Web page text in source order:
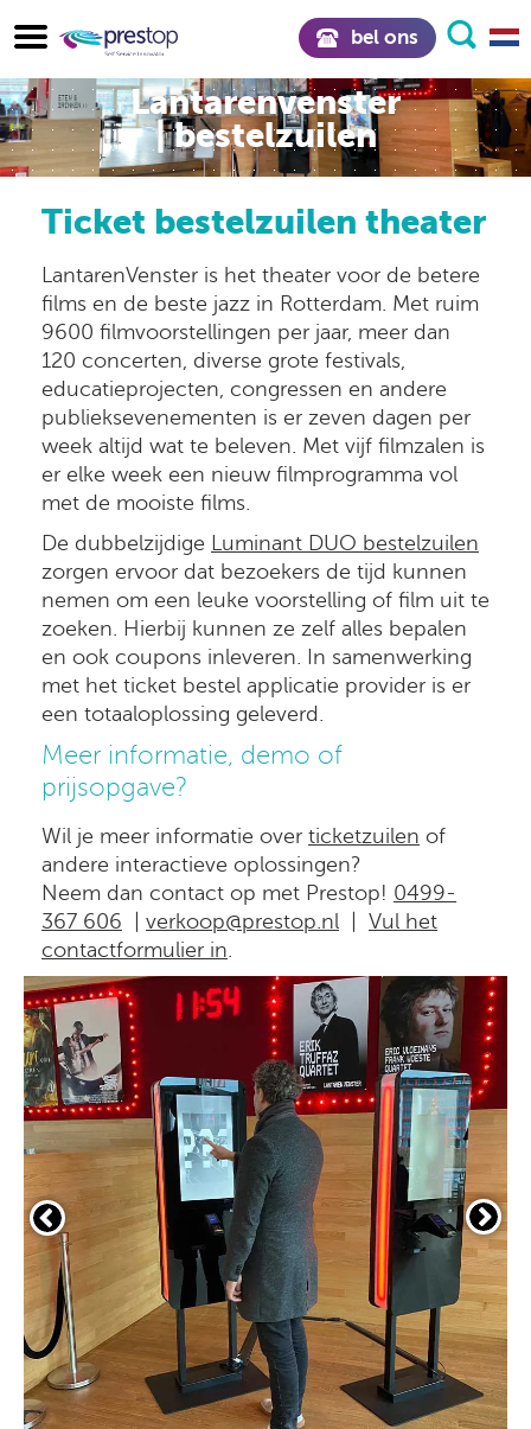
bel ons
Lantarenvenster
| bestelzuilen
Ticket bestelzuilen theater
LantarenVenster is het theater voor de betere
films en de beste jazz in Rotterdam. Met ruim
9600 filmvoorstellingen per jaar, meer dan
120 concerten, diverse grote festivals,
educatieprojecten, congressen en andere
publieksevenementen is er zeven dagen per
week altijd wat te beleven. Met vijf filmzalen is
er elke week een nieuw filmprogramma vol
met de mooiste films.
De dubbelzijdige Luminant DUO bestelzuilen
zorgen ervoor dat bezoekers de tijd kunnen
nemen om een leuke voorstelling of film uit te
zoeken. Hierbij kunnen ze zelf alles bepalen
en ook coupons inleveren. In samenwerking
met het ticket bestel applicatie provider is er
een totaaloplossing geleverd.
Meer informatie, demo of
prijsopgave?
Wil je meer informatie over ticketzuilen of
andere interactieve oplossingen?
Neem dan contact op met Prestop! 0499-
367 606
verkoop@prestop.nl
Vul het
contactformulier in.